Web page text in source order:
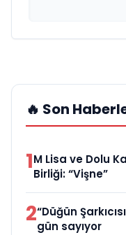
🔥 Son
1M Lisa ve Dolu
Birliği: “Vişne”
2“Düğün
gün sayıyor